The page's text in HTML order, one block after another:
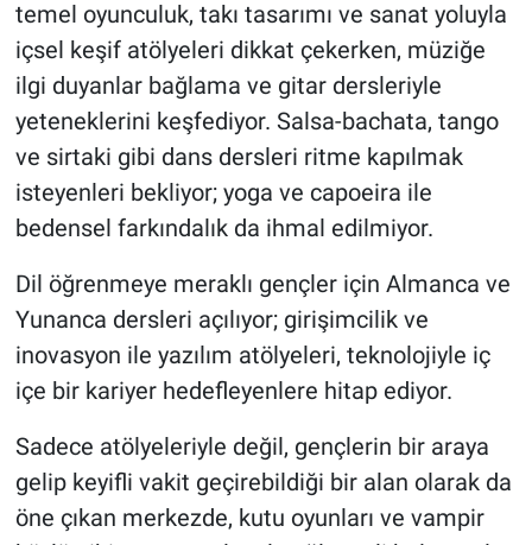
temel oyunculuk, takı tasarımı ve sanat yoluyla
içsel keşif atölyeleri dikkat çekerken, müziğe
ilgi duyanlar bağlama ve gitar dersleriyle
yeteneklerini keşfediyor. Salsa-bachata, tango
ve sirtaki gibi dans dersleri ritme kapılmak
isteyenleri bekliyor; yoga ve capoeira ile
bedensel farkındalık da ihmal edilmiyor.
Dil öğrenmeye meraklı gençler için Almanca ve
Yunanca dersleri açılıyor; girişimcilik ve
inovasyon ile yazılım atölyeleri, teknolojiyle iç
içe bir kariyer hedefleyenlere hitap ediyor.
Sadece atölyeleriyle değil, gençlerin bir araya
gelip keyifli vakit geçirebildiği bir alan olarak da
öne çıkan merkezde, kutu oyunları ve vampir